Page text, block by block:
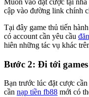
cập vào đường link chính
Tại đây game thủ tiến
có account cần yêu cầu
hiên những tác vụ khác
Bước 2: Đi tới
Bạn trước lúc đặt cược
cần nạp tiền fb88 mới có